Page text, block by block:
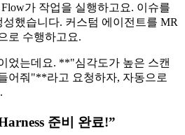
가 작업을 실행하고요. 이슈를
했습니다. 커스텀 에이전트를 MR
로 수행하고요.
었는데요. **"심각도가 높은 스캔
어줘"**라고 요청하자, 자동으로
준비 완료!”